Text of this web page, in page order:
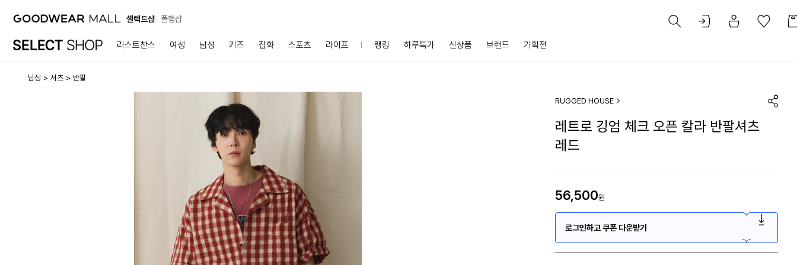
셀렉트샵 폴햄샵
라스트찬스 여성 남성 키즈 잡화 스포츠 라이프 랭킹 하루특가 신상품 브랜드 기획전
남성 셔츠 반팔
RUGGED HOUSE
레트로 깅엄 체크 오픈 칼라 반팔셔츠
레드
56,500원
로그인하고 쿠폰 다운받기